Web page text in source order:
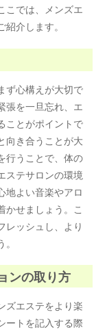
こでは、メンズエ
介します。
ず心構えが大切で
張を一旦忘れ、エ
ことがポイントで
向き合うことが大
行うことで、体の
ステサロンの環境
地よい音楽やアロ
かせましょう。こ
レッシュし、より
ンの取り方
ズエステをより楽
ートを記入する際